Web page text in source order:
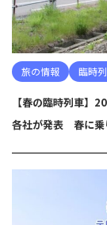
旅の情報 臨時
【春の臨時列車】
各社が発表 春に乗